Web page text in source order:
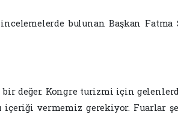
bulunan Başkan
değer. Kongre turizmi için
vermemiz gerekiyor. Fuarlar